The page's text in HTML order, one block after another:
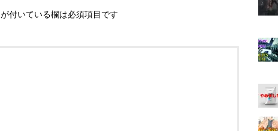
が付いている欄は必須項目です